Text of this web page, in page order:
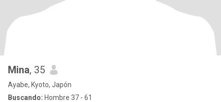
Mina, 35
Ayabe, Kyoto, Japón
Buscando: Hombre 37 - 61